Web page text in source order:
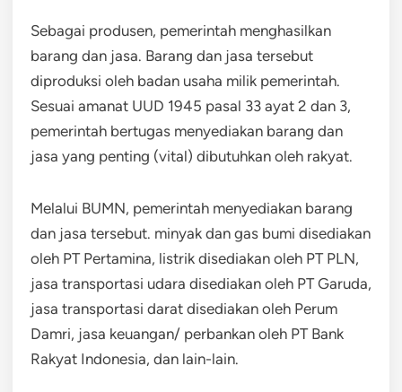
Sebagai produsen, pemerintah menghasilkan
barang dan jasa. Barang dan jasa tersebut
diproduksi oleh badan usaha milik pemerintah.
Sesuai amanat UUD 1945 pasal 33 ayat 2 dan 3,
pemerintah bertugas menyediakan barang dan
jasa yang penting (vital) dibutuhkan oleh rakyat.
Melalui BUMN, pemerintah menyediakan barang
dan jasa tersebut. minyak dan gas bumi disediakan
oleh PT Pertamina, listrik disediakan oleh PT PLN,
jasa transportasi udara disediakan oleh PT Garuda,
jasa transportasi darat disediakan oleh Perum
Damri, jasa keuangan/ perbankan oleh PT Bank
Rakyat Indonesia, dan lain-lain.